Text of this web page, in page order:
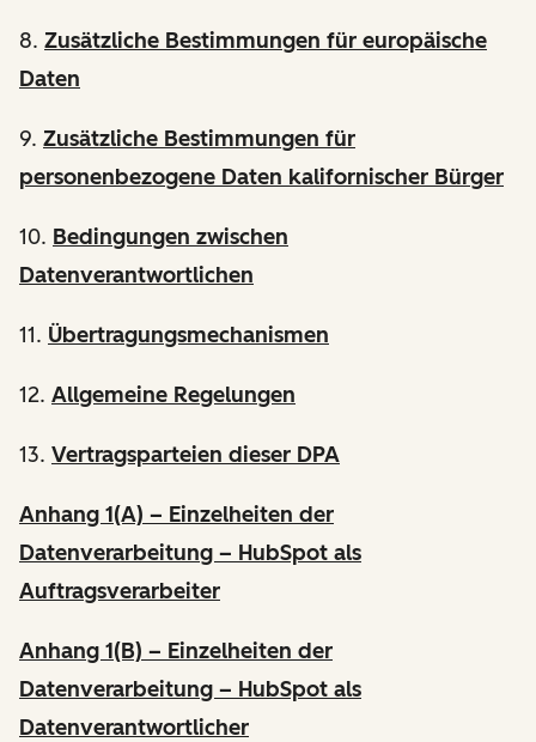
8. Zusätzliche Bestimmungen für europäische
Daten
9. Zusätzliche Bestimmungen für
personenbezogene Daten kalifornischer Bürger
10. Bedingungen zwischen
Datenverantwortlichen
11. Übertragungsmechanismen
12. Allgemeine Regelungen
13. Vertragsparteien dieser DPA
Anhang 1(A) – Einzelheiten der
Datenverarbeitung – HubSpot als
Auftragsverarbeiter
Anhang 1(B) – Einzelheiten der
Datenverarbeitung – HubSpot als
Datenverantwortlicher